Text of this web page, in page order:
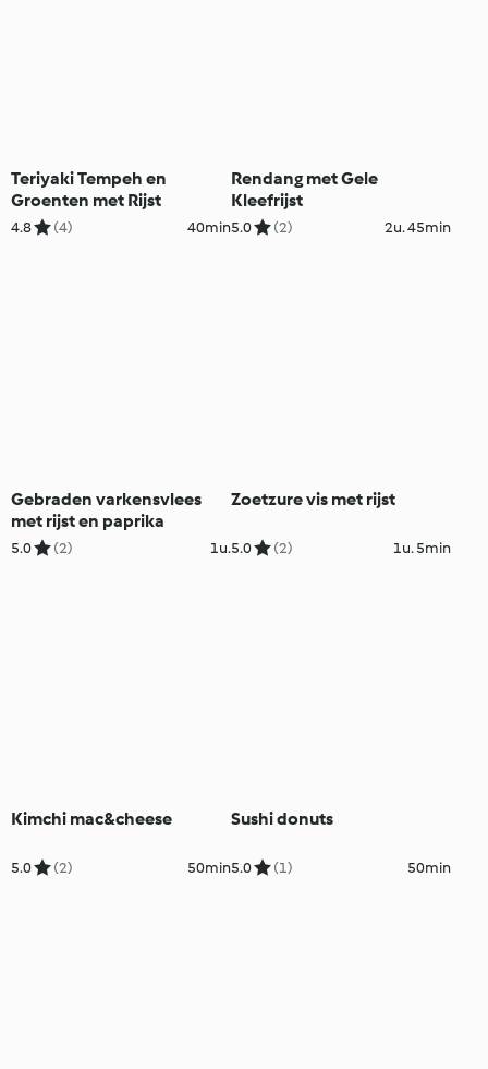
Teriyaki Tempeh en
Groenten met Rijst
4.8 (4) 40min
Rendang met Gele
Kleefrijst
5.0 (2) 2u. 45min
Gebraden varkensvlees
met rijst en paprika
5.0 (2) 1u.
Zoetzure vis met rijst
5.0 (2) 1u. 5min
Kimchi mac&cheese
5.0 (2) 50min
Sushi donuts
5.0 (1) 50min